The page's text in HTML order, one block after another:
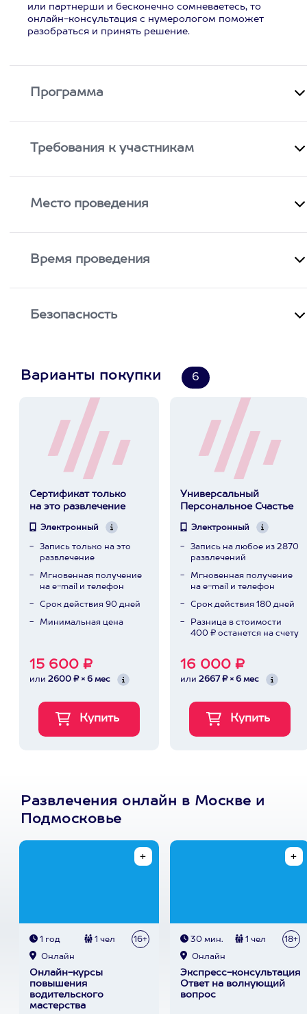
или партнерши и бесконечно сомневаетесь, то
онлайн-консультация с нумерологом поможет
разобраться и принять решение.
Программа
Требования к участникам
Место проведения
Время проведения
Безопасность
Варианты покупки 6
Сертификат только
на это развлечение
Электронный
Запись только на это
развлечение
Мгновенная получение
на e-mail и телефон
Срок действия 90 дней
Минимальная цена
15 600 ₽
или 2600 ₽ × 6 мес
Универсальный
Персональное Счастье
Электронный
Запись на любое из 2870
развлечений
Мгновенная получение
на e-mail и телефон
Срок действия 180 дней
Разница в стоимости
400 ₽ останется на счету
16 000 ₽
или 2667 ₽ × 6 мес
Развлечения онлайн в Москве и
Подмосковье
1 год 1 чел 16+
Онлайн
Онлайн-курсы
повышения
водительского
мастерства
30 мин. 1 чел 18+
Онлайн
Экспресс-консультация
Ответ на волнующий
вопрос